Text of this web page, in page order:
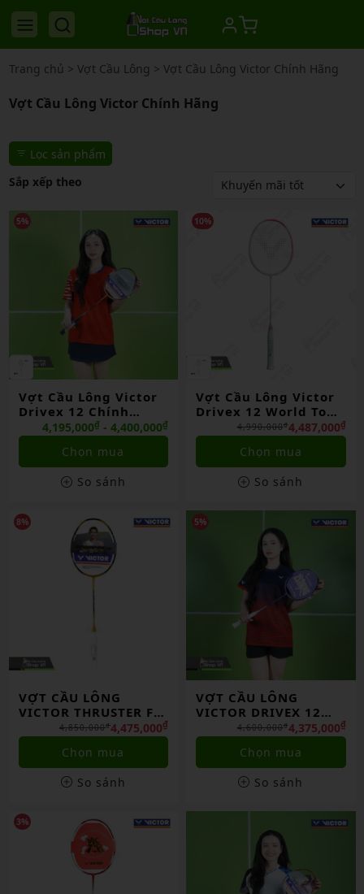
Trang chủ > Vợt Cầu Lông > Vợt Cầu Lông Victor Chính Hãng
Vợt Cầu Lông Victor Chính Hãng
Lọc sản phẩm
Sắp xếp theo
5%
Vợt Cầu Lông Victor
Drivex 12 Chính
Hãng4,195,000₫ - 4,400,000₫
Chọn mua
So sánh
10%
Vợt Cầu Lông Victor
Drivex 12 World Tour
Final 2025 Lmt Chính
Hãng
4,487,000₫
4,990,000₫
Chọn mua
So sánh
8%
VỢT CẦU LÔNG
VICTOR THRUSTER F C
ULTRA X 2025 CHÍNH
HÃNG
4,475,000₫
4,850,000₫
Chọn mua
So sánh
5%
VỢT CẦU LÔNG
VICTOR DRIVEX 12
ZSW/J TÍM CHÍNH
HÃNG
4,375,000₫
4,600,000₫
Chọn mua
So sánh
3%